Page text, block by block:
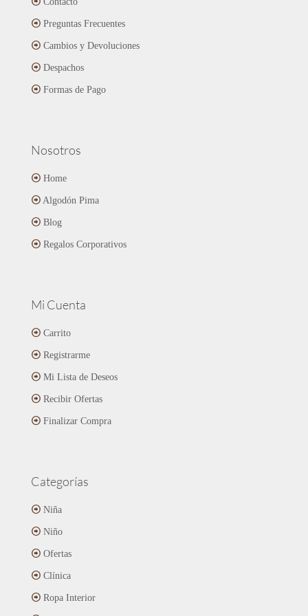
elegir
producto
Preguntas Frecuentes
Cambios y Devoluciones
Despachos
Formas de Pago
Nosotros
Home
Algodón Pima
Blog
Regalos Corporativos
Mi Cuenta
Carrito
Registrarme
Mi Lista de Deseos
Recibir Ofertas
Finalizar Compra
Categorías
Niña
Niño
Ofertas
Clínica
Ropa Interior